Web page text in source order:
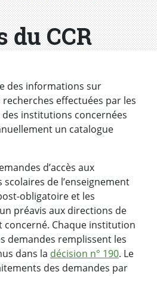
du CCR
des informations sur
recherches effectuées par les
institutions concernées
un catalogue
d’accès aux
de l’enseignement
obligatoire et les
préavis aux directions de
concerné. Chaque institution
demandes remplissent les
dans la décision n° 190. Le
des demandes par